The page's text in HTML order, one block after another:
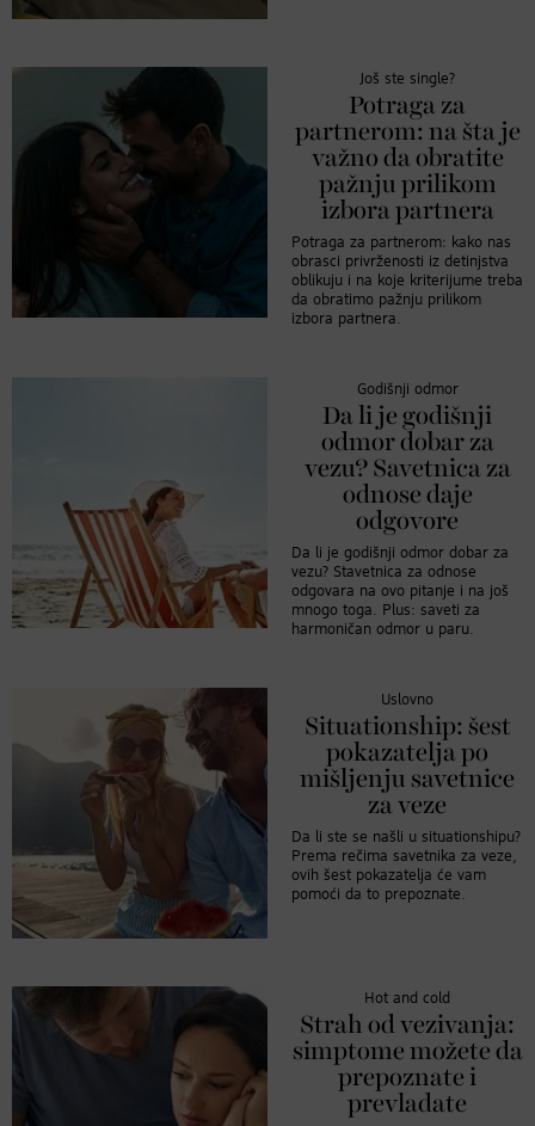
Još ste single?
Potraga za
partnerom: na šta je
važno da obratite
pažnju prilikom
izbora partnera
Potraga za partnerom: kako nas
obrasci privrženosti iz detinjstva
oblikuju i na koje kriterijume treba
da obratimo pažnju prilikom
izbora partnera.
Godišnji odmor
Da li je godišnji
odmor dobar za
vezu? Savetnica za
odnose daje
odgovore
Da li je godišnji odmor dobar za
vezu? Stavetnica za odnose
odgovara na ovo pitanje i na još
mnogo toga. Plus: saveti za
harmoničan odmor u paru.
Uslovno
Situationship: šest
pokazatelja po
mišljenju savetnice
za veze
Da li ste se našli u situationshipu?
Prema rečima savetnika za veze,
ovih šest pokazatelja će vam
pomoći da to prepoznate.
Hot and cold
Strah od vezivanja:
simptome možete da
prepoznate i
prevladate